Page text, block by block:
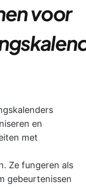
voor
en
met
Ze fungeren als
gebeurtenissen